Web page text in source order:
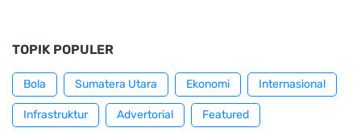
TOPIK POPULER
Bola Sumatera Utara Ekonomi Internasional
Infrastruktur Advertorial Featured